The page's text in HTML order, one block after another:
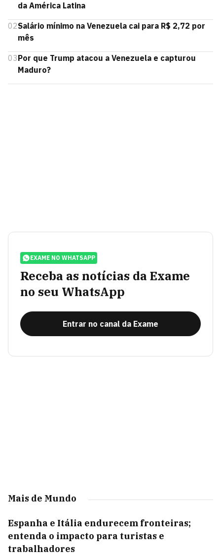
da América Latina
02Salário mínimo na Venezuela cai para R$ 2,72 por
mês
03Por que Trump atacou a Venezuela e capturou
Maduro?
EXAME NO WHATSAPP
Receba as notícias da Exame
no seu WhatsApp
Entrar no canal da Exame
Mais de Mundo
Espanha e Itália endurecem fronteiras;
entenda o impacto para turistas e
trabalhadores